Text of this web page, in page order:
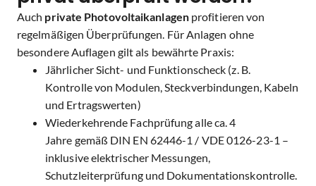
Auch private Photovoltaikanlagen profitieren von
regelmäßigen Überprüfungen. Für Anlagen ohne
besondere Auflagen gilt als bewährte Praxis:
Jährlicher Sicht- und Funktionscheck (z. B.
Kontrolle von Modulen, Steckverbindungen, Kabeln
und Ertragswerten)
Wiederkehrende Fachprüfung alle ca. 4
Jahre gemäß DIN EN 62446-1 / VDE 0126-23-1 –
inklusive elektrischer Messungen,
Schutzleiterprüfung und Dokumentationskontrolle.